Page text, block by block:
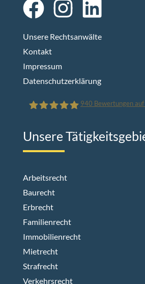
Unsere Rechtsanwälte
Kontakt
Impressum
Datenschutzerklärung
Limmer.Reutemann -
940 Bewertungen
Unsere
Arbeitsrecht
Baurecht
Erbrecht
Familienrecht
Immobilienrecht
Mietrecht
Strafrecht
Verkehrsrecht